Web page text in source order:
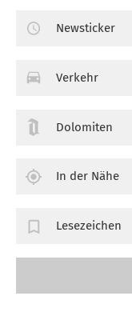
Newsticker
Verkehr
Dolomiten
In der Nähe
Lesezeichen